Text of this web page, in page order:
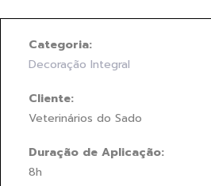
Categoria:
Decoração Integral
Cliente:
Veterinários do Sado
Duração de Aplicação:
8h